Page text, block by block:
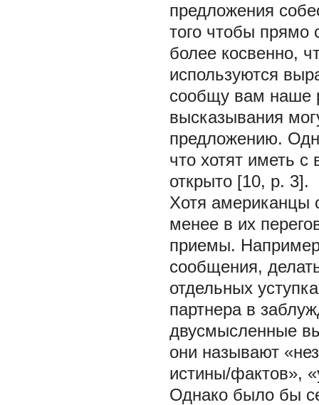
предложения
того чтобы прямо
более косвенно,
используются
сообщу вам наше
высказывания
предложению.
что хотят иметь
открыто [10, p. 3].
Хотя американцы
менее в их
приемы.
сообщения,
отдельных
партнера в
двусмысленные
они называют
истины/фактов»,
Однако было бы